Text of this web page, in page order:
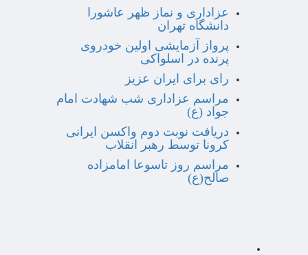
عزاداری و نماز ظهر عاشورا
دانشگاه تهران
پرواز آزمایشی اولین خودروی
پرنده در اسلواکی
رای برای ایران عزیز
مراسم عزاداری شب شهادت امام
جواد (ع)
دریافت نوبت دوم واکسن ایرانی
کرونا توسط رهبر انقلاب
مراسم روز تاسوعا امامزاده
صالح(ع)